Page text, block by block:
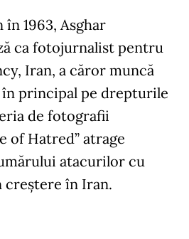
1963, Asghar
ca fotojurnalist pentru
Iran, a căror muncă
în principal pe drepturile
de fotografii
of Hatred” atrage
atacurilor cu
creștere în Iran.